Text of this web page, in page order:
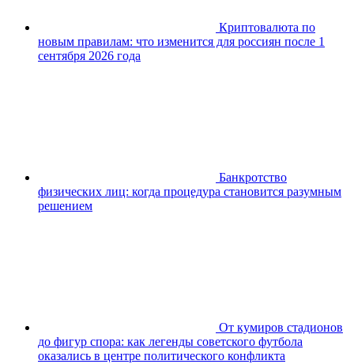
Криптовалюта по
новым правилам: что изменится для россиян после 1
сентября 2026 года
Банкротство
физических лиц: когда процедура становится разумным
решением
От кумиров стадионов
до фигур спора: как легенды советского футбола
оказались в центре политического конфликта